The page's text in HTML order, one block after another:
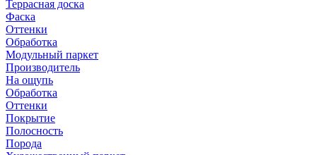
Террасная доска
Фаска
Оттенки
Обработка
Модульный паркет
Производитель
На ощупь
Обработка
Оттенки
Покрытие
Полосность
Порода